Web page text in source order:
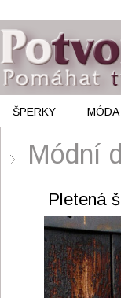
ŠPERKY MÓDA
Módní
Pletená